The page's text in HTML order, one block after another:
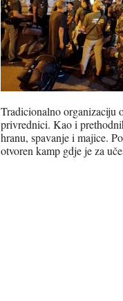
Tradicionalno organizaciju
privrednici. Kao i
hranu, spavanje i majice.
otvoren kamp gdje je za